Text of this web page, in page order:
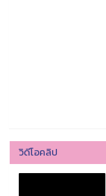
วิดีโอคลิป